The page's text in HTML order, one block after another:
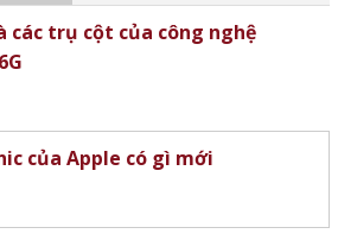
các trụ cột của công nghệ
của Apple có gì mới